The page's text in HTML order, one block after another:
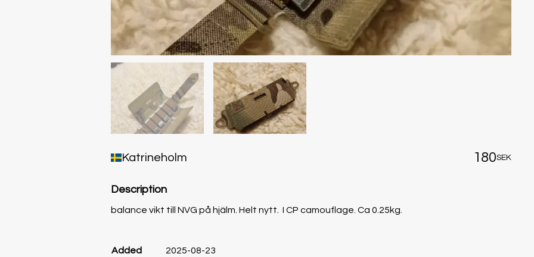
Katrineholm 180SEK
Description
balance vikt till NVG på hjälm. Helt nytt. I CP camouflage. Ca 0.25kg.
Added 2025-08-23